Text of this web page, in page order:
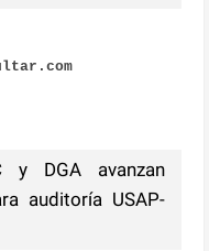
y DGA avanzan
auditoría USAP-